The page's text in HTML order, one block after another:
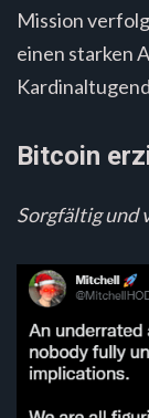
Mission
einen starken
Bitcoin
Sorgfältig und